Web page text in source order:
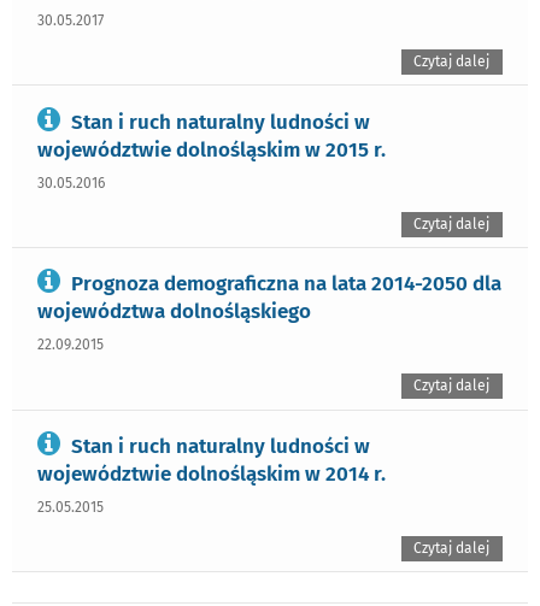
30.05.2017
Czytaj dalej
Stan i ruch naturalny ludności w
województwie dolnośląskim w 2015 r.
30.05.2016
Czytaj dalej
Prognoza demograficzna na lata 2014-2050 dla
województwa dolnośląskiego
22.09.2015
Czytaj dalej
Stan i ruch naturalny ludności w
województwie dolnośląskim w 2014 r.
25.05.2015
Czytaj dalej